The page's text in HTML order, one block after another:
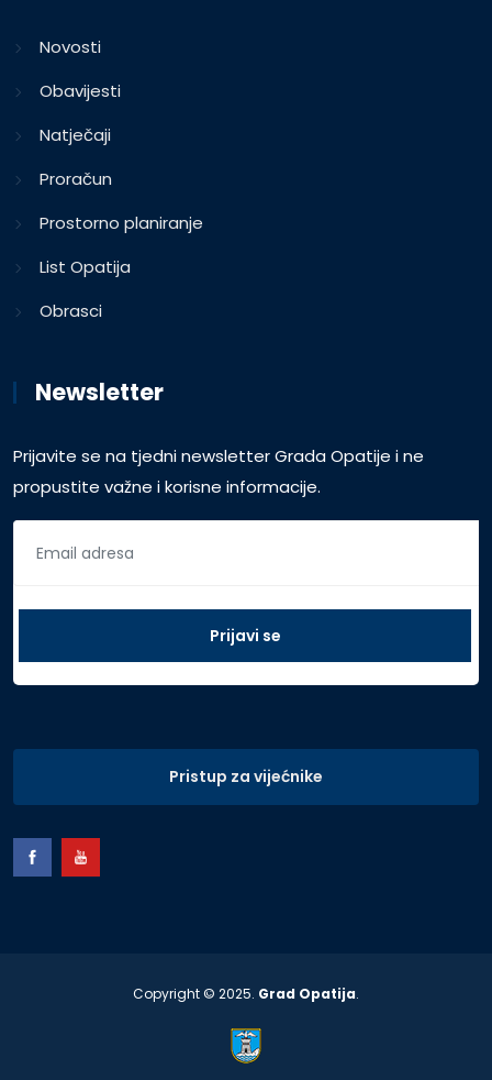
Novosti
Obavijesti
Natječaji
Proračun
Prostorno planiranje
List Opatija
Obrasci
Newsletter
Prijavite se na tjedni newsletter Grada Opatije i ne
propustite važne i korisne informacije.
Pristup za vijećnike
Copyright © 2025. Grad Opatija.